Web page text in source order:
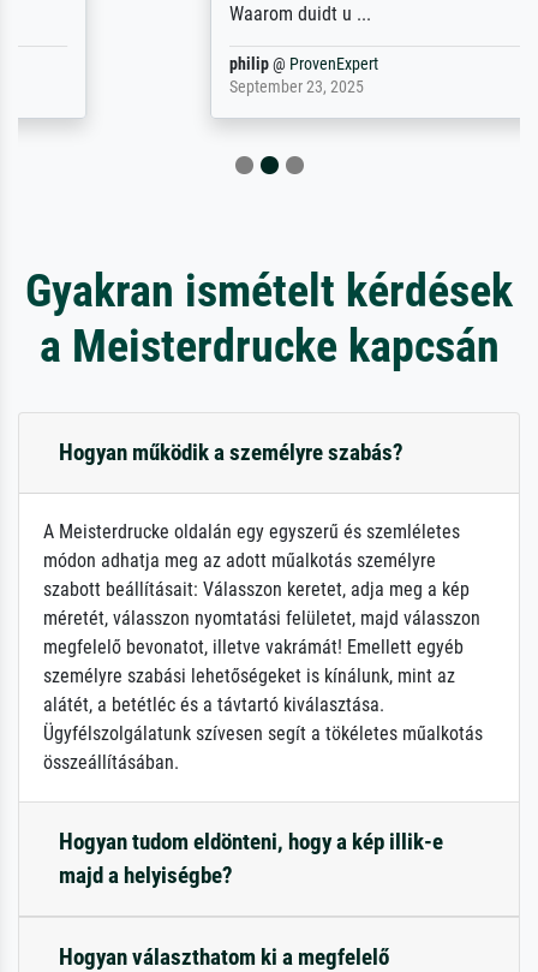
Waarom duidt u ...
ProvenExpert
September 23, 2025
Gyakran ismételt kérdések
a Meisterdrucke kapcsán
Hogyan működik a személyre szabás?
A Meisterdrucke oldalán egy egyszerű és szemléletes
módon adhatja meg az adott műalkotás személyre
szabott beállításait: Válasszon keretet, adja meg a kép
méretét, válasszon nyomtatási felületet, majd válasszon
megfelelő bevonatot, illetve vakrámát! Emellett egyéb
személyre szabási lehetőségeket is kínálunk, mint az
alátét, a betétléc és a távtartó kiválasztása.
Ügyfélszolgálatunk szívesen segít a tökéletes műalkotás
összeállításában.
Hogyan tudom eldönteni, hogy a kép illik-e
majd a helyiségbe?
Hogyan választhatom ki a megfelelő